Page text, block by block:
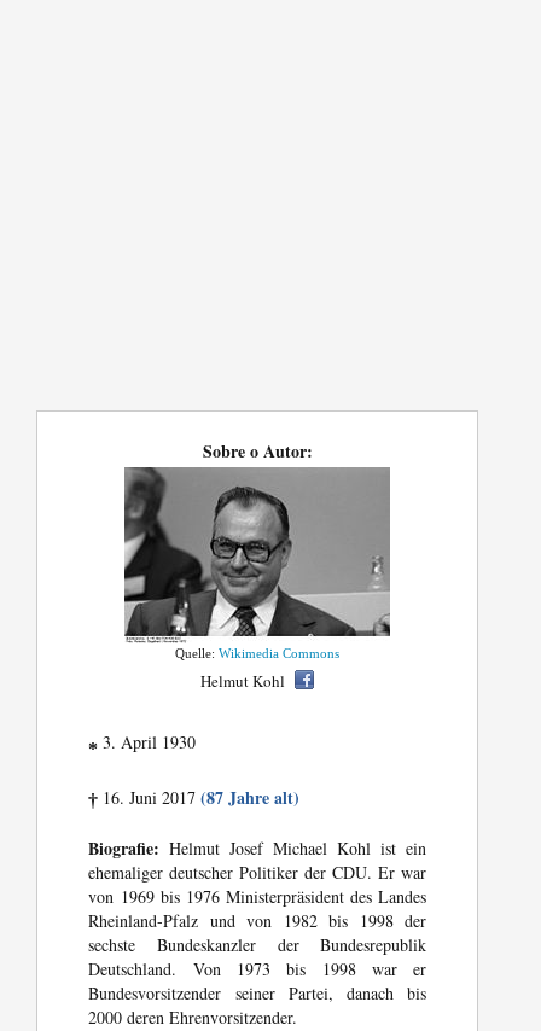
Sobre o Autor:
Quelle:Wikimedia Commons
Helmut Kohl
* 3. April 1930
† 16. Juni 2017(87 Jahre alt)
Biografie: Helmut Josef Michael Kohl ist ein
ehemaliger deutscher Politiker der CDU. Er war
von 1969 bis 1976 Ministerpräsident des Landes
Rheinland-Pfalz und von 1982 bis 1998 der
sechste Bundeskanzler der Bundesrepublik
Deutschland. Von 1973 bis 1998 war er
Bundesvorsitzender seiner Partei, danach bis
2000 deren Ehrenvorsitzender.